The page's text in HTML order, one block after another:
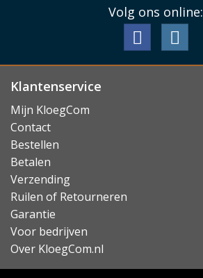
Volg ons online:
Klantenservice
Mijn KloegCom
Contact
Bestellen
Betalen
Verzending
Ruilen of Retourneren
Garantie
Voor bedrijven
Over KloegCom.nl